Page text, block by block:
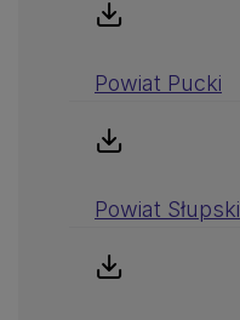
Powiat Pucki
Powiat Słupski